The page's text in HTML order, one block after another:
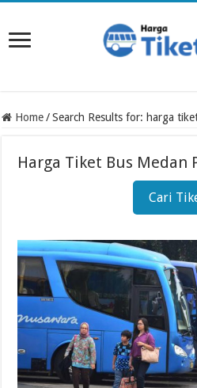
Home / Search Results for: harga
Harga Tiket Bus Medan
Cari